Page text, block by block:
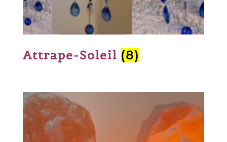
Attrape-Soleil (8)